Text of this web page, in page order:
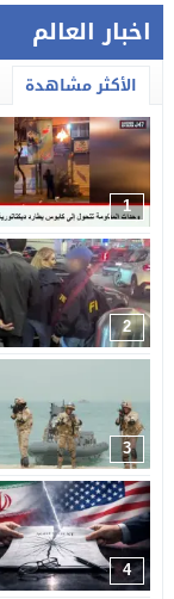
اخبار العالم
الأكثر مشاهدة
1
2
3
4